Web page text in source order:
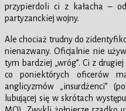
przypierdoli ci z kałacha –
partyzanckiej wojny.
Ale chociaż trudny do
nienazwany. Oficjalnie nie
tym bardziej „wróg”. Ci z
co poniektórych oficerów
anglicyzmów „insurdżenci”
lubującej się w skrótach